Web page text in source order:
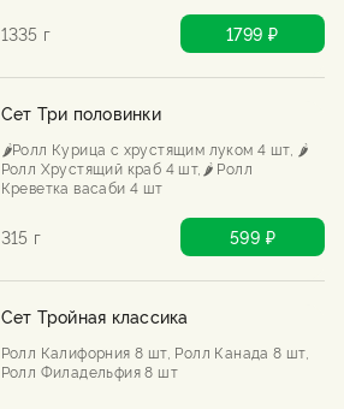
Запеченный с угрем 8 шт
1335 г 1799 ₽
Сет Три половинки
🌶️Ролл Курица с хрустящим луком 4 шт, 🌶️
Ролл Хрустящий краб 4 шт,🌶️ Ролл
Креветка васаби 4 шт
315 г 599 ₽
Сет Тройная классика
Ролл Калифорния 8 шт, Ролл Канада 8 шт,
Ролл Филадельфия 8 шт